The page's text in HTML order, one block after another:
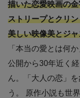
描いた恋愛映画の
ストリープとクリ
美しい映像美とジ
「本当の愛とは何
公開から30年近く
ん。「大人の恋」
う。 原作小説も世